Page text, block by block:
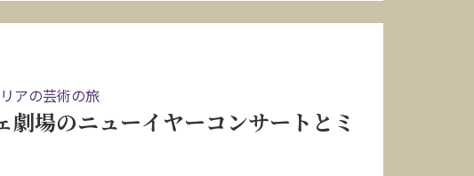
アの芸術の旅
劇場のニューイヤーコンサートとミ